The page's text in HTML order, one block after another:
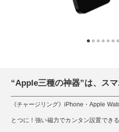
“Apple三種の神器”は、スマ
《チャージリング》iPhone・Apple
とつに！強い磁力でカンタン設置でき